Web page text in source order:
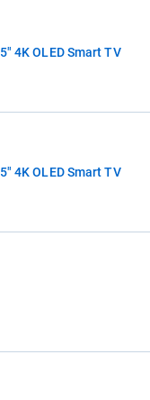
4K OLED Smart TV
4K OLED Smart TV